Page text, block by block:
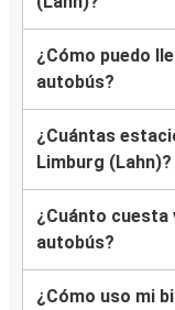
¿Cómo puedo
autobús?
¿Cuántas
Limburg (Lahn)?
¿Cuánto cuesta
autobús?
¿Cómo uso mi